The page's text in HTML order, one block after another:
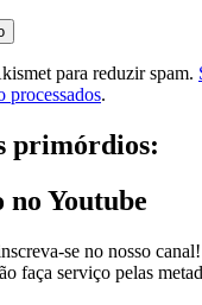
para reduzir spam.
processados.
primórdios:
no Youtube
se no nosso canal!
faça serviço pelas